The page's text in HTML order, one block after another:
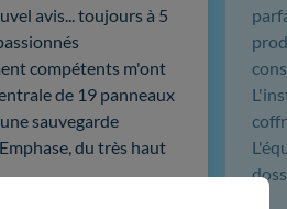
avis... toujours à 5
compétents m'ont
de 19 panneaux
sauvegarde
du très haut